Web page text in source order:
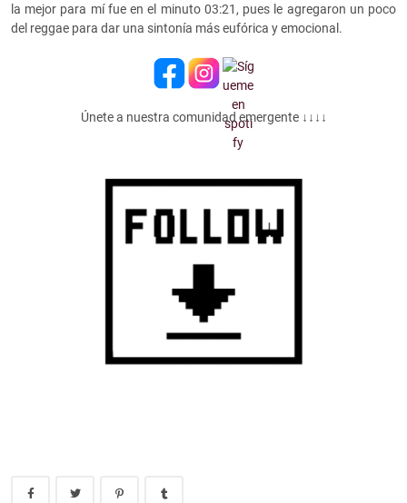
la mejor para mí fue en el minuto 03:21, pues le agregaron un poco
del reggae para dar una sintonía más eufórica y emocional.
Únete a nuestra comunidad emergente ↓↓↓↓